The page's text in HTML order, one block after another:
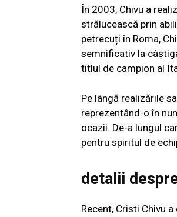
În 2003, Chivu a
strălucească prin
petrecuți în Roma,
semnificativ la
titlul de campion al
Pe lângă realizările
reprezentând-o în
ocazii. De-a lungul
pentru spiritul de
detalii
Recent, Cristi Chivu